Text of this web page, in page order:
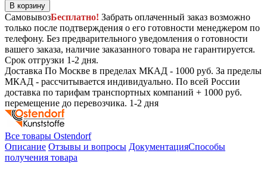
В корзину
СамовывозБесплатно! Забрать оплаченный заказ возможно
только после подтверждения о его готовности менеджером по
телефону. Без предварительного уведомления о готовности
вашего заказа, наличие заказанного товара не гарантируется.
Срок отгрузки 1-2 дня.
Доставка По Москве в пределах МКАД - 1000 руб. За пределы
МКАД - рассчитывается индивидуально. По всей России
доставка по тарифам транспортных компаний + 1000 руб.
перемещение до перевозчика. 1-2 дня
Все товары Ostendorf
Описание Отзывы и вопросы ДокументацияСпособы
получения товара